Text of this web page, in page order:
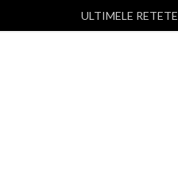
ULTIMELE RETETE